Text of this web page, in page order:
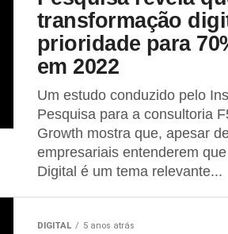
transformação
prioridade para
em 2022
Um estudo conduzido pelo
Pesquisa para a consultoria
Growth mostra que, apesar
empresariais entenderem
Digital é um tema relevante...
DIGITAL 5 anos atrás